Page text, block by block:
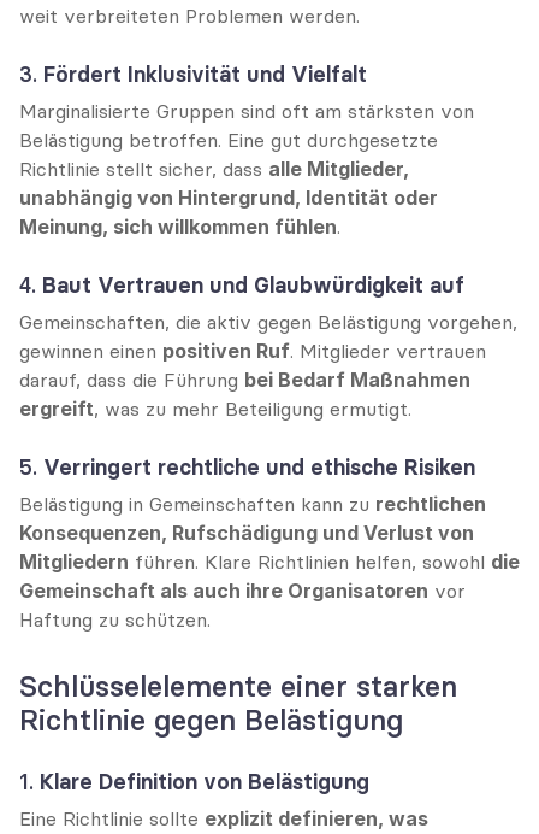
weit verbreiteten Problemen werden.
3. Fördert Inklusivität und Vielfalt
Marginalisierte Gruppen sind oft am stärksten von
Belästigung betroffen. Eine gut durchgesetzte
Richtlinie stellt sicher, dass alle Mitglieder,
unabhängig von Hintergrund, Identität oder
Meinung, sich willkommen fühlen.
4. Baut Vertrauen und Glaubwürdigkeit auf
Gemeinschaften, die aktiv gegen Belästigung vorgehen,
gewinnen einen positiven Ruf. Mitglieder vertrauen
darauf, dass die Führung bei Bedarf Maßnahmen
ergreift, was zu mehr Beteiligung ermutigt.
5. Verringert rechtliche und ethische Risiken
Belästigung in Gemeinschaften kann zu rechtlichen
Konsequenzen, Rufschädigung und Verlust von
Mitgliedern führen. Klare Richtlinien helfen, sowohl die
Gemeinschaft als auch ihre Organisatoren vor
Haftung zu schützen.
Schlüsselelemente einer starken
Richtlinie gegen Belästigung
1. Klare Definition von Belästigung
Eine Richtlinie sollte explizit definieren, was